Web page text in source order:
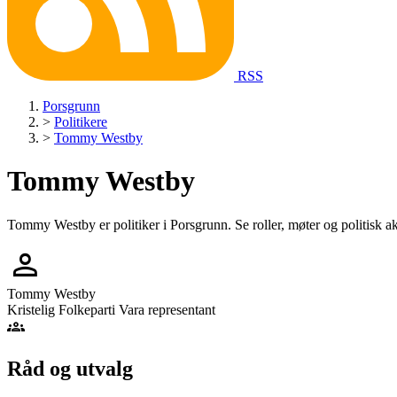
RSS
Porsgrunn
> Politikere
> Tommy Westby
Tommy Westby
Tommy Westby er politiker i Porsgrunn. Se roller, møter og politisk
person
Tommy Westby
Kristelig Folkeparti Vara representant
groups
Råd og utvalg